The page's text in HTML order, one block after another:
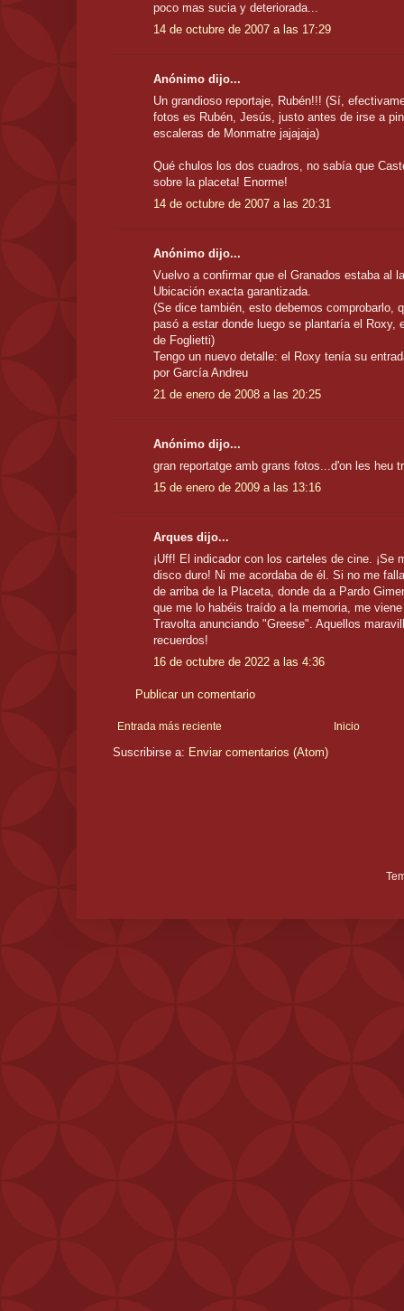
poco mas sucia y deteriorada...
14 de octubre de 2007 a las 17:29
Anónimo dijo...
Un grandioso reportaje, Rubén!!! (Sí,
fotos es Rubén, Jesús, justo antes de irse a
escaleras de Monmatre jajajaja)
Qué chulos los dos cuadros, no sabía que
sobre la placeta! Enorme!
14 de octubre de 2007 a las 20:31
Anónimo dijo...
Vuelvo a confirmar que el Granados estaba al
Ubicación exacta garantizada.
(Se dice también, esto debemos comprobarlo,
pasó a estar donde luego se plantaría el Roxy,
de Foglietti)
Tengo un nuevo detalle: el Roxy tenía su
por García Andreu
21 de enero de 2008 a las 20:25
Anónimo dijo...
gran reportatge amb grans fotos...d'on les heu
15 de enero de 2009 a las 13:16
Arques dijo...
¡Uff! El indicador con los carteles de cine. ¡Se
disco duro! Ni me acordaba de él. Si no me
de arriba de la Placeta, donde da a Pardo
que me lo habéis traído a la memoria, me
Travolta anunciando "Greese". Aquellos
recuerdos!
16 de octubre de 2022 a las 4:36
Publicar un comentario
Entrada más reciente Inicio
Suscribirse a: Enviar comentarios (Atom)